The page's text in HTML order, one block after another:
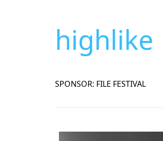
highlike
SPONSOR: FILE FESTIVAL